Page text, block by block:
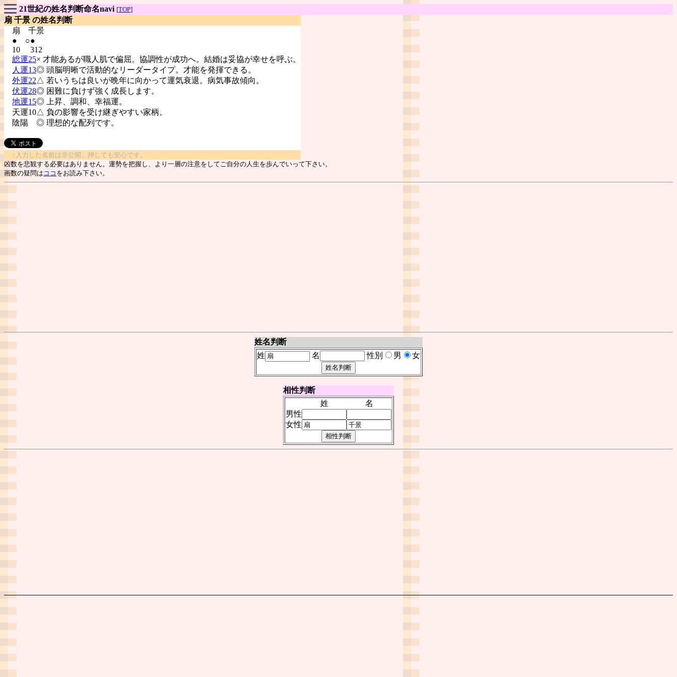
21世紀の姓名判断命名navi [TOP]
扇 千景 の姓名判断
扇 千景
● ○●
10 312
総運25× 才能あるが職人肌で偏屈。協調性が成功へ。結婚は妥協が幸せを呼ぶ。
人運13◎ 頭脳明晰で活動的なリーダータイプ。才能を発揮できる。
外運22△ 若いうちは良いが晩年に向かって運気衰退。病気事故傾向。
伏運28◎ 困難に負けず強く成長します。
地運15◎ 上昇、調和、幸福運。
天運10△ 負の影響を受け継ぎやすい家柄。
陰陽 ◎ 理想的な配列です。
↑入力した名前は非公開。押しても安心です。
凶数を悲観する必要はありません。運勢を把握し、より一層の注意をしてご自分の人生を歩んでいって下さい。
画数の疑問は ココ をお読み下さい。
姓名判断
姓
名 性別 男 女
相性判断
姓
名
男性
女性